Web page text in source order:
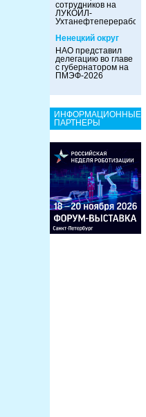
сотрудников на
ЛУКОЙЛ-
Ухтанефтепереработка
Ненецкий округ
НАО представил
делегацию во главе
с губернатором на
ПМЭФ-2026
ИНФОРМАЦИОННЫЕ
ПАРТНЕРЫ